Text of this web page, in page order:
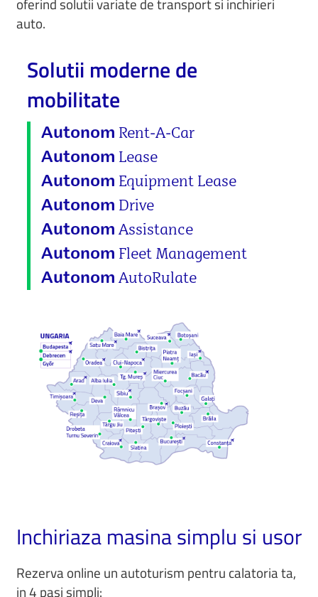
auto.
Solutii moderne de
mobilitate
Autonom Rent-A-Car
Autonom Lease
Autonom Equipment Lease
Autonom Drive
Autonom Assistance
Autonom Fleet Management
Autonom AutoRulate
Inchiriaza masina simplu si usor
Rezerva online un autoturism pentru calatoria ta,
in 4 pasi simpli: